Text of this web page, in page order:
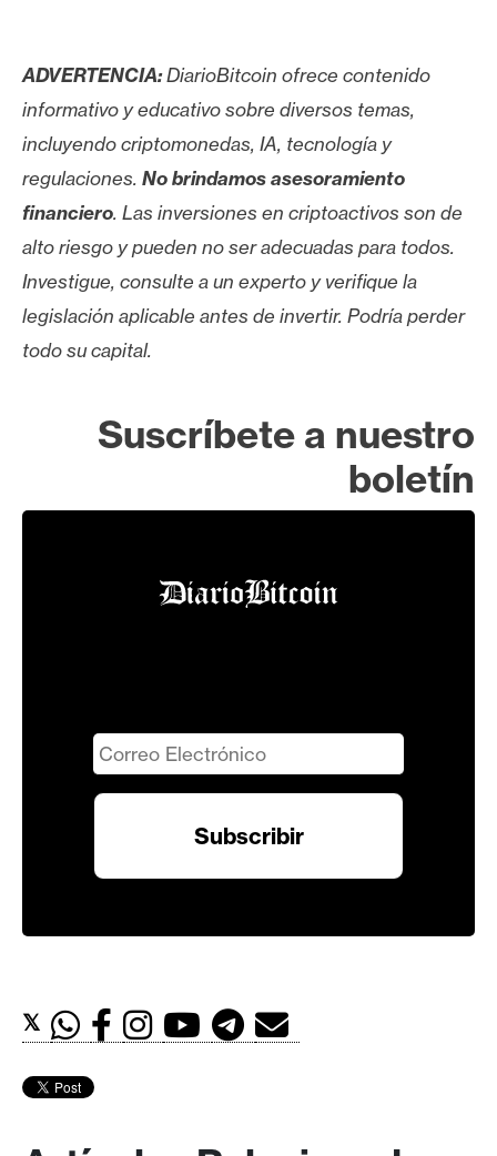
ADVERTENCIA:DiarioBitcoin ofrece contenido
informativo y educativo sobre diversos temas,
incluyendo criptomonedas, IA, tecnología y
regulaciones. No brindamos asesoramiento
financiero. Las inversiones en criptoactivos son de
alto riesgo y pueden no ser adecuadas para todos.
Investigue, consulte a un experto y verifique la
legislación aplicable antes de invertir. Podría perder
todo su capital.
Suscríbete a nuestro
boletín
𝕏